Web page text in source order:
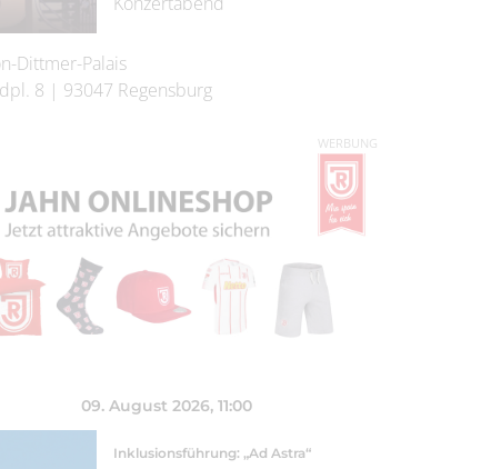
Dittmer-Palais
8 | 93047 Regensburg
WERBUNG
09. August 2026, 11:00
Inklusionsführung: „Ad Astra“